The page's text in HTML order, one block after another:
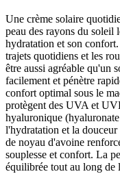
Une crème solaire
peau des rayons du soleil
hydratation et son
trajets quotidiens et les
être aussi agréable qu'un
facilement et pénètre
confort optimal sous le
protègent des UVA et
hyaluronique
l'hydratation et la
de noyau d'avoine
souplesse et confort. La
équilibrée tout au long de